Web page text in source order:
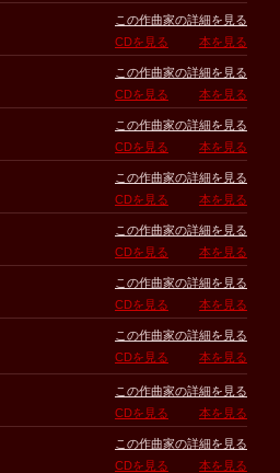
この作曲家の詳細を見る
CDを見る
本を見る
この作曲家の詳細を見る
CDを見る
本を見る
この作曲家の詳細を見る
CDを見る
本を見る
この作曲家の詳細を見る
CDを見る
本を見る
この作曲家の詳細を見る
CDを見る
本を見る
この作曲家の詳細を見る
CDを見る
本を見る
この作曲家の詳細を見る
CDを見る
本を見る
この作曲家の詳細を見る
CDを見る
本を見る
この作曲家の詳細を見る
CDを見る
本を見る